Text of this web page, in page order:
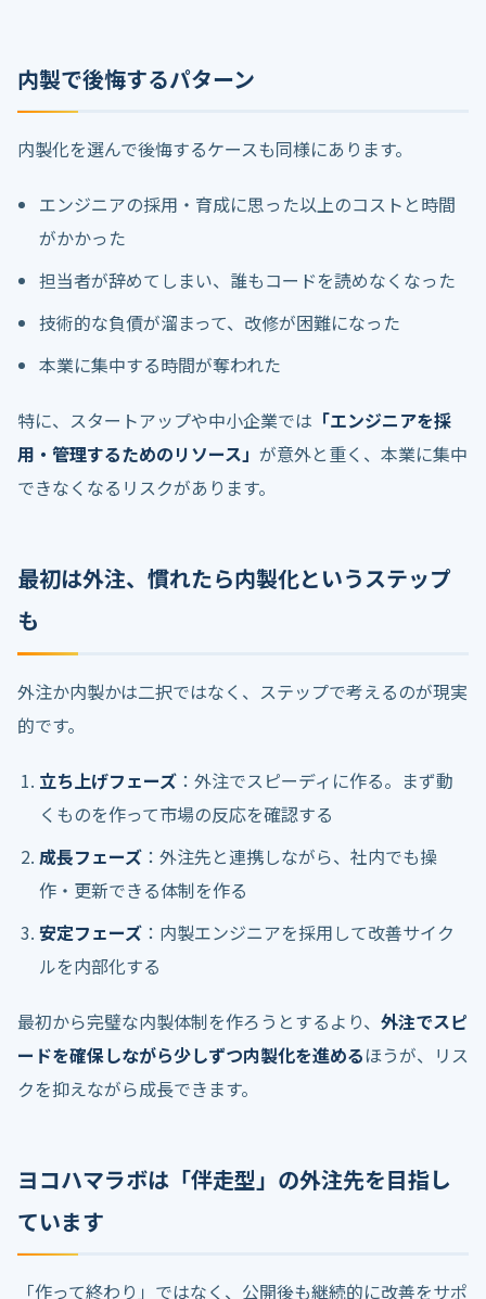
内製で後悔するパターン
内製化を選んで後悔するケースも同様にあります。
エンジニアの採用・育成に思った以上のコストと時間
がかかった
担当者が辞めてしまい、誰もコードを読めなくなった
技術的な負債が溜まって、改修が困難になった
本業に集中する時間が奪われた
特に、スタートアップや中小企業では 「エンジニアを採
用・管理するためのリソース」 が意外と重く、本業に集中
できなくなるリスクがあります。
最初は外注、慣れたら内製化というステップ
も
外注か内製かは二択ではなく、ステップで考えるのが現実
的です。
立ち上げフェーズ ：外注でスピーディに作る。まず動
くものを作って市場の反応を確認する
成長フェーズ ：外注先と連携しながら、社内でも操
作・更新できる体制を作る
安定フェーズ ：内製エンジニアを採用して改善サイク
ルを内部化する
最初から完璧な内製体制を作ろうとするより、 外注でスピ
ードを確保しながら少しずつ内製化を進めるほうが、リス
クを抑えながら成長できます。
ヨコハマラボは「伴走型」の外注先を目指し
ています
「作って終わり」ではなく、公開後も継続的に改善をサポ